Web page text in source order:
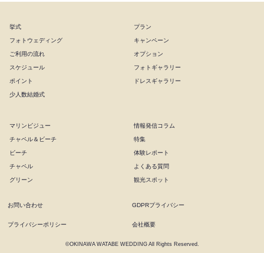
挙式
フォトウェディング
ご利用の流れ
スケジュール
ポイント
少人数結婚式
プラン
キャンペーン
オプション
フォトギャラリー
ドレスギャラリー
マリンビジュー
チャペル＆ビーチ
ビーチ
チャペル
グリーン
情報発信コラム
特集
体験レポート
よくある質問
観光スポット
お問い合わせ GDPRプライバシー
プライバシーポリシー 会社概要
©OKINAWA WATABE WEDDING All Rights Reserved.